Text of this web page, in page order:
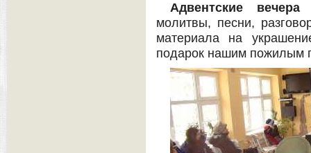
Адвентские вечера
молитвы, песни,
материала на
подарок нашим пожилым